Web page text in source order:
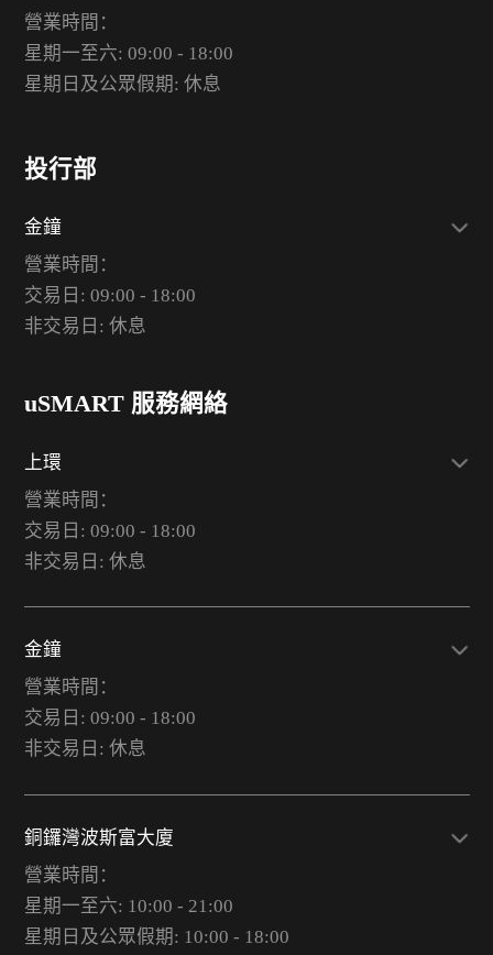
營業時間：
星期一至六: 09:00 - 18:00
星期日及公眾假期: 休息
投行部
金鐘
營業時間：
交易日: 09:00 - 18:00
非交易日: 休息
uSMART 服務網絡
上環
營業時間：
交易日: 09:00 - 18:00
非交易日: 休息
金鐘
營業時間：
交易日: 09:00 - 18:00
非交易日: 休息
銅鑼灣波斯富大廈
營業時間：
星期一至六: 10:00 - 21:00
星期日及公眾假期: 10:00 - 18:00